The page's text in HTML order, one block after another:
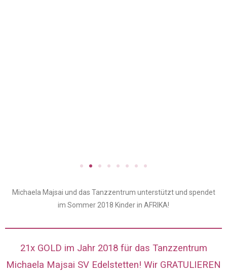
Michaela Majsai und das Tanzzentrum unterstützt und spendet
im Sommer 2018 Kinder in AFRIKA!
21x GOLD im Jahr 2018 für das Tanzzentrum
Michaela Majsai SV Edelstetten! Wir GRATULIEREN